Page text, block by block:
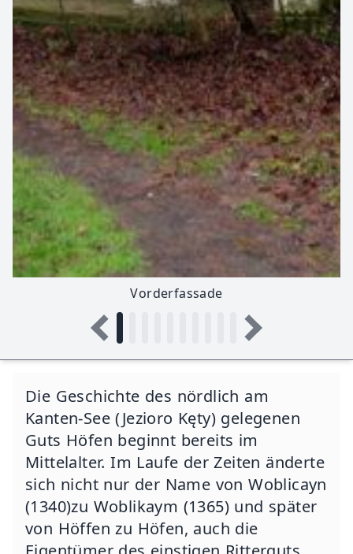
‍Vorderfassade
Die Geschichte des nördlich am
Kanten-See (Jezioro Kęty) gelegenen
Guts Höfen beginnt bereits im
Mittelalter. Im Laufe der Zeiten änderte
sich nicht nur der Name von Woblicayn
(1340)zu Woblikaym (1365) und später
von Höffen zu Höfen, auch die